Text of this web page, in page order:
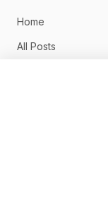
Home
All Posts